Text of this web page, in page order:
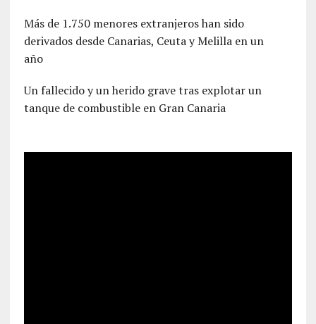
Más de 1.750 menores extranjeros han sido
derivados desde Canarias, Ceuta y Melilla en un
año
Un fallecido y un herido grave tras explotar un
tanque de combustible en Gran Canaria